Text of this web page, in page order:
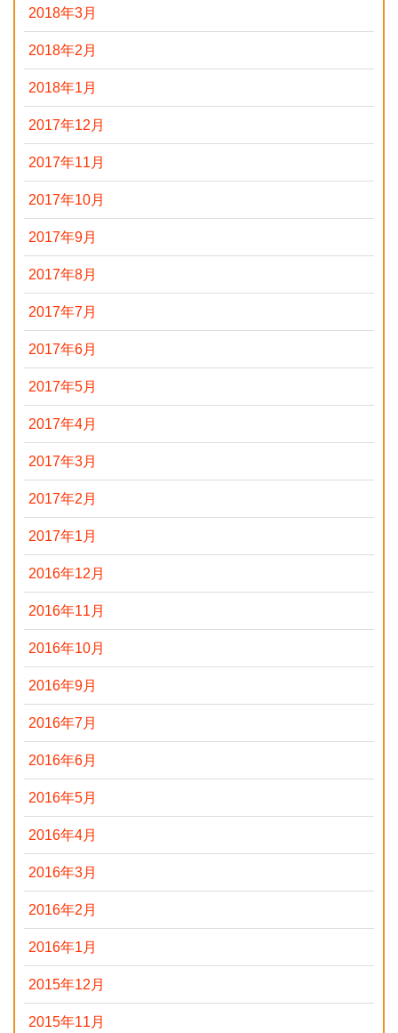
2018年3月
2018年2月
2018年1月
2017年12月
2017年11月
2017年10月
2017年9月
2017年8月
2017年7月
2017年6月
2017年5月
2017年4月
2017年3月
2017年2月
2017年1月
2016年12月
2016年11月
2016年10月
2016年9月
2016年7月
2016年6月
2016年5月
2016年4月
2016年3月
2016年2月
2016年1月
2015年12月
2015年11月